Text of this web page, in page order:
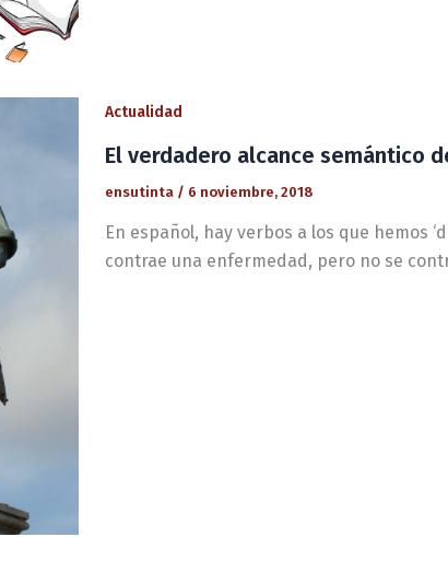
Actualidad
El verdadero alcance semántico
ensutinta / 6 noviembre, 2018
En español, hay verbos a los que hemos
contrae una enfermedad, pero no se